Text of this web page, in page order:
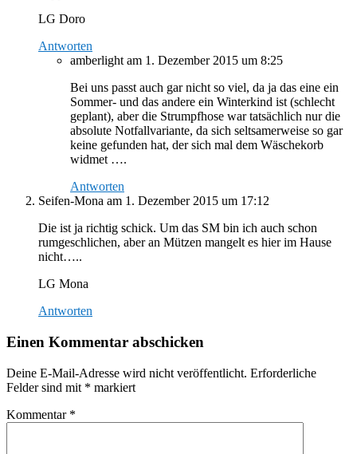
LG Doro
Antworten
amberlight am 1. Dezember 2015 um 8:25
Bei uns passt auch gar nicht so viel, da ja das eine ein
Sommer- und das andere ein Winterkind ist (schlecht
geplant), aber die Strumpfhose war tatsächlich nur die
absolute Notfallvariante, da sich seltsamerweise so gar
keine gefunden hat, der sich mal dem Wäschekorb
widmet ….
Antworten
Seifen-Mona am 1. Dezember 2015 um 17:12
Die ist ja richtig schick. Um das SM bin ich auch schon
rumgeschlichen, aber an Mützen mangelt es hier im Hause
nicht…..
LG Mona
Antworten
Einen Kommentar abschicken
Deine E-Mail-Adresse wird nicht veröffentlicht. Erforderliche
Felder sind mit * markiert
Kommentar *